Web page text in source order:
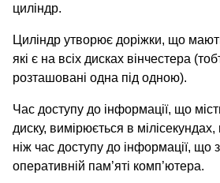
циліндр.
Циліндр утворює доріжки, що
які є на всіх дисках вінчестера
розташовані одна під одною).
Час доступу до інформації, що
диску, вимірюється в
ніж час доступу до інформації, що
оперативній пам’яті комп’ютера.